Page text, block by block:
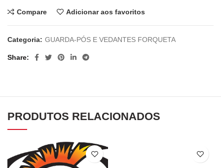
Compare Adicionar aos favoritos
Categoria: GUARDA-PÓS E VEDANTES FORQUETA
Share
PRODUTOS RELACIONADOS